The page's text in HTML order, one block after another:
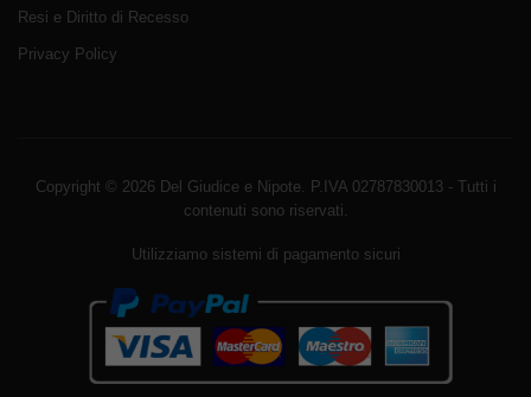
Resi e Diritto di Recesso
Privacy Policy
Copyright © 2026 Del Giudice e Nipote. P.IVA 02787830013 - Tutti i
contenuti sono riservati.
Utilizziamo sistemi di pagamento sicuri